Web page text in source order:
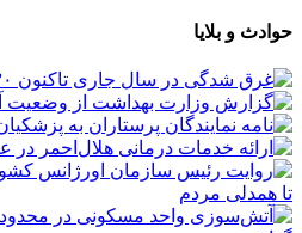
حوادث و بلایا